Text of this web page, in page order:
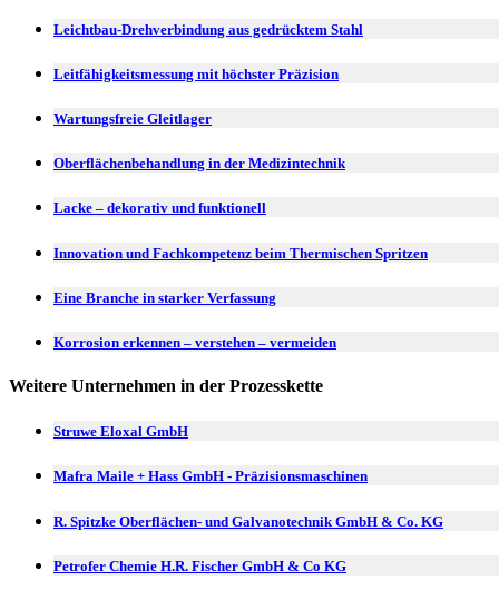
Leichtbau-Drehverbindung aus gedrücktem Stahl
Leitfähigkeitsmessung mit höchster Präzision
Wartungsfreie Gleitlager
Oberflächenbehandlung in der Medizintechnik
Lacke – dekorativ und funktionell
Innovation und Fachkompetenz beim Thermischen Spritzen
Eine Branche in starker Verfassung
Korrosion erkennen – verstehen – vermeiden
Weitere Unternehmen in der Prozesskette
Struwe Eloxal GmbH
Mafra Maile + Hass GmbH - Präzisionsmaschinen
R. Spitzke Oberflächen- und Galvanotechnik GmbH & Co. KG
Petrofer Chemie H.R. Fischer GmbH & Co KG